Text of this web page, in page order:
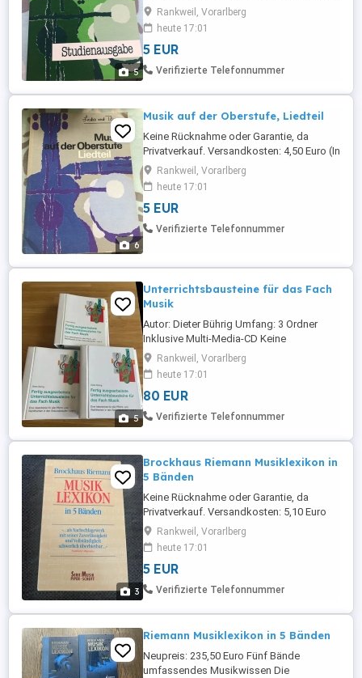
5
das Paket passen 5-6 Bücher) Viele
günstige Artikel (Kleidung, Spiele, Bücher)
finden sie noch auf meiner Seite!
Rankweil, Vorarlberg
heute 17:01
5 EUR
Verifizierte Telefonnummer
6
Musik auf der Oberstufe, Liedteil
Keine Rücknahme oder Garantie, da
Privatverkauf. Versandkosten: 4,50 Euro (In
das Paket passen 5-6 Bücher) Viele
günstige Artikel (Kleidung, Spiele, Bücher)
finden sie noch auf meiner Seite!
Rankweil, Vorarlberg
heute 17:01
5 EUR
Verifizierte Telefonnummer
5
Unterrichtsbausteine für das Fach
Musik
Autor: Dieter Bührig Umfang: 3 Ordner
Inklusive Multi-Media-CD Keine
Rücknahme oder Garantie, da
Privatverkauf. Versandkosten: 7,20 Euro
(mit Sendungsnummer) Viele günstige
Artikel (Kleidung, Spiele, Bücher) finden
sie noch auf meiner Seite!
Rankweil, Vorarlberg
heute 17:01
80 EUR
Verifizierte Telefonnummer
3
Brockhaus Riemann Musiklexikon in
5 Bänden
Keine Rücknahme oder Garantie, da
Privatverkauf. Versandkosten: 5,10 Euro
(mit Sendungsnummer) Viele günstige
Artikel (Kleidung, Spiele, Bücher) finden
sie noch auf meiner Seite!
Rankweil, Vorarlberg
heute 17:01
5 EUR
Verifizierte Telefonnummer
Riemann Musiklexikon in 5 Bänden
Neupreis: 235,50 Euro Fünf Bände
umfassendes Musikwissen Die